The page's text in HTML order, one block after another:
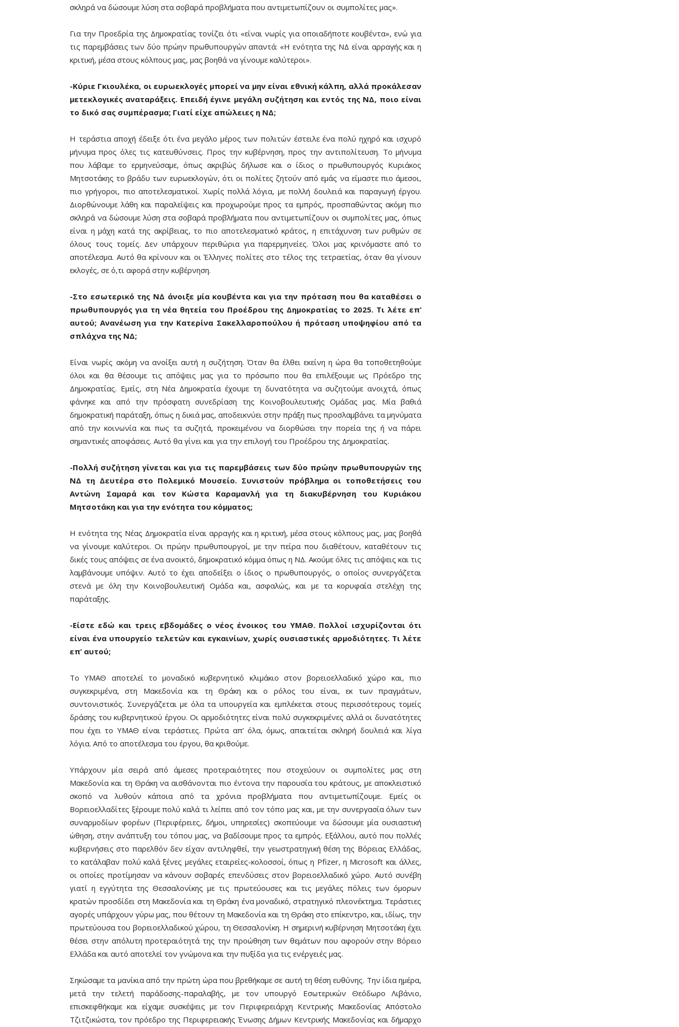
σκληρά να δώσουμε λύση στα σοβαρά προβλήματα που αντιμετωπίζουν οι συμπολίτες μας».
Για την Προεδρία της Δημοκρατίας τονίζει ότι «είναι νωρίς για οποιαδήποτε κουβέντα», ενώ για
τις παρεμβάσεις των δύο πρώην πρωθυπουργών απαντά: «Η ενότητα της ΝΔ είναι αρραγής και η
κριτική, μέσα στους κόλπους μας, μας βοηθά να γίνουμε καλύτεροι».
-Κύριε Γκιουλέκα, οι ευρωεκλογές μπορεί να μην είναι εθνική κάλπη, αλλά προκάλεσαν
μετεκλογικές αναταράξεις. Επειδή έγινε μεγάλη συζήτηση και εντός της ΝΔ, ποιο είναι
το δικό σας συμπέρασμα; Γιατί είχε απώλειες η ΝΔ;
Η τεράστια αποχή έδειξε ότι ένα μεγάλο μέρος των πολιτών έστειλε ένα πολύ ηχηρό και ισχυρό
μήνυμα προς όλες τις κατευθύνσεις. Προς την κυβέρνηση, προς την αντιπολίτευση. Το μήνυμα
που λάβαμε το ερμηνεύσαμε, όπως ακριβώς δήλωσε και ο ίδιος ο πρωθυπουργός Κυριάκος
Μητσοτάκης το βράδυ των ευρωεκλογών, ότι οι πολίτες ζητούν από εμάς να είμαστε πιο άμεσοι,
πιο γρήγοροι, πιο αποτελεσματικοί. Χωρίς πολλά λόγια, με πολλή δουλειά και παραγωγή έργου.
Διορθώνουμε λάθη και παραλείψεις και προχωρούμε προς τα εμπρός, προσπαθώντας ακόμη πιο
σκληρά να δώσουμε λύση στα σοβαρά προβλήματα που αντιμετωπίζουν οι συμπολίτες μας, όπως
είναι η μάχη κατά της ακρίβειας, το πιο αποτελεσματικό κράτος, η επιτάχυνση των ρυθμών σε
όλους τους τομείς. Δεν υπάρχουν περιθώρια για παρερμηνείες. Όλοι μας κρινόμαστε από το
αποτέλεσμα. Αυτό θα κρίνουν και οι Έλληνες πολίτες στο τέλος της τετραετίας, όταν θα γίνουν
εκλογές, σε ό,τι αφορά στην κυβέρνηση.
-Στο εσωτερικό της ΝΔ άνοιξε μία κουβέντα και για την πρόταση που θα καταθέσει ο
πρωθυπουργός για τη νέα θητεία του Προέδρου της Δημοκρατίας το 2025. Τι λέτε επ’
αυτού; Ανανέωση για την Κατερίνα Σακελλαροπούλου ή πρόταση υποψηφίου από τα
σπλάχνα της ΝΔ;
Είναι νωρίς ακόμη να ανοίξει αυτή η συζήτηση. Όταν θα έλθει εκείνη η ώρα θα τοποθετηθούμε
όλοι και θα θέσουμε τις απόψεις μας για το πρόσωπο που θα επιλέξουμε ως Πρόεδρο της
Δημοκρατίας. Εμείς, στη Νέα Δημοκρατία έχουμε τη δυνατότητα να συζητούμε ανοιχτά, όπως
φάνηκε και από την πρόσφατη συνεδρίαση της Κοινοβουλευτικής Ομάδας μας. Μία βαθιά
δημοκρατική παράταξη, όπως η δικιά μας, αποδεικνύει στην πράξη πως προσλαμβάνει τα μηνύματα
από την κοινωνία και πως τα συζητά, προκειμένου να διορθώσει την πορεία της ή να πάρει
σημαντικές αποφάσεις. Αυτό θα γίνει και για την επιλογή του Προέδρου της Δημοκρατίας.
-Πολλή συζήτηση γίνεται και για τις παρεμβάσεις των δύο πρώην πρωθυπουργών της
ΝΔ τη Δευτέρα στο Πολεμικό Μουσείο. Συνιστούν πρόβλημα οι τοποθετήσεις του
Αντώνη Σαμαρά και τον Κώστα Καραμανλή για τη διακυβέρνηση του Κυριάκου
Μητσοτάκη και για την ενότητα του κόμματος;
Η ενότητα της Νέας Δημοκρατία είναι αρραγής και η κριτική, μέσα στους κόλπους μας, μας βοηθά
να γίνουμε καλύτεροι. Οι πρώην πρωθυπουργοί, με την πείρα που διαθέτουν, καταθέτουν τις
δικές τους απόψεις σε ένα ανοικτό, δημοκρατικό κόμμα όπως η ΝΔ. Ακούμε όλες τις απόψεις και τις
λαμβάνουμε υπόψιν. Αυτό το έχει αποδείξει ο ίδιος ο πρωθυπουργός, ο οποίος συνεργάζεται
στενά με όλη την Κοινοβουλευτική Ομάδα και, ασφαλώς, και με τα κορυφαία στελέχη της
παράταξης.
-Είστε εδώ και τρεις εβδομάδες ο νέος ένοικος του ΥΜΑΘ. Πολλοί ισχυρίζονται ότι
είναι ένα υπουργείο τελετών και εγκαινίων, χωρίς ουσιαστικές αρμοδιότητες. Τι λέτε
επ’ αυτού;
Tο ΥΜΑΘ αποτελεί το μοναδικό κυβερνητικό κλιμάκιο στον βορειοελλαδικό χώρο και, πιο
συγκεκριμένα, στη Μακεδονία και τη Θράκη και ο ρόλος του είναι, εκ των πραγμάτων,
συντονιστικός. Συνεργάζεται με όλα τα υπουργεία και εμπλέκεται στους περισσότερους τομείς
δράσης του κυβερνητικού έργου. Οι αρμοδιότητες είναι πολύ συγκεκριμένες αλλά οι δυνατότητες
που έχει το ΥΜΑΘ είναι τεράστιες. Πρώτα απ’ όλα, όμως, απαιτείται σκληρή δουλειά και λίγα
λόγια. Από το αποτέλεσμα του έργου, θα κριθούμε.
Υπάρχουν μία σειρά από άμεσες προτεραιότητες που στοχεύουν οι συμπολίτες μας στη
Μακεδονία και τη Θράκη να αισθάνονται πιο έντονα την παρουσία του κράτους, με αποκλειστικό
σκοπό να λυθούν κάποια από τα χρόνια προβλήματα που αντιμετωπίζουμε. Εμείς οι
Βορειοελλαδίτες ξέρουμε πολύ καλά τι λείπει από τον τόπο μας και, με την συνεργασία όλων των
συναρμοδίων φορέων (Περιφέρειες, δήμοι, υπηρεσίες) σκοπεύουμε να δώσουμε μία ουσιαστική
ώθηση, στην ανάπτυξη του τόπου μας, να βαδίσουμε προς τα εμπρός. Εξάλλου, αυτό που πολλές
κυβερνήσεις στο παρελθόν δεν είχαν αντιληφθεί, την γεωστρατηγική θέση της Βόρειας Ελλάδας,
το κατάλαβαν πολύ καλά ξένες μεγάλες εταιρείες-κολοσσοί, όπως η Pfizer, η Microsoft και άλλες,
οι οποίες προτίμησαν να κάνουν σοβαρές επενδύσεις στον βορειοελλαδικό χώρο. Αυτό συνέβη
γιατί η εγγύτητα της Θεσσαλονίκης με τις πρωτεύουσες και τις μεγάλες πόλεις των όμορων
κρατών προσδίδει στη Μακεδονία και τη Θράκη ένα μοναδικό, στρατηγικό πλεονέκτημα. Τεράστιες
αγορές υπάρχουν γύρω μας, που θέτουν τη Μακεδονία και τη Θράκη στο επίκεντρο, και, ιδίως, την
πρωτεύουσα του βορειοελλαδικού χώρου, τη Θεσσαλονίκη. Η σημερινή κυβέρνηση Μητσοτάκη έχει
θέσει στην απόλυτη προτεραιότητά της την προώθηση των θεμάτων που αφορούν στην Βόρειο
Ελλάδα και αυτό αποτελεί τον γνώμονα και την πυξίδα για τις ενέργειές μας.
Σηκώσαμε τα μανίκια από την πρώτη ώρα που βρεθήκαμε σε αυτή τη θέση ευθύνης. Την ίδια ημέρα,
μετά την τελετή παράδοσης-παραλαβής, με τον υπουργό Εσωτερικών Θεόδωρο Λιβάνιο,
επισκεφθήκαμε και είχαμε συσκέψεις με τον Περιφερειάρχη Κεντρικής Μακεδονίας Απόστολο
Τζιτζικώστα, τον πρόεδρο της Περιφερειακής Ένωσης Δήμων Κεντρικής Μακεδονίας και δήμαρχο